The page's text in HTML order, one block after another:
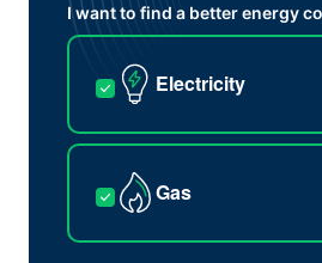
I want to find a better energy
Electricity
Gas